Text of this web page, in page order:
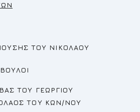
ΤΟΥ ΝΙΚΟΛΑΟΥ
ΤΟΥ ΓΕΩΡΓΙΟΥ
ΤΟΥ ΚΩΝ/ΝΟΥ